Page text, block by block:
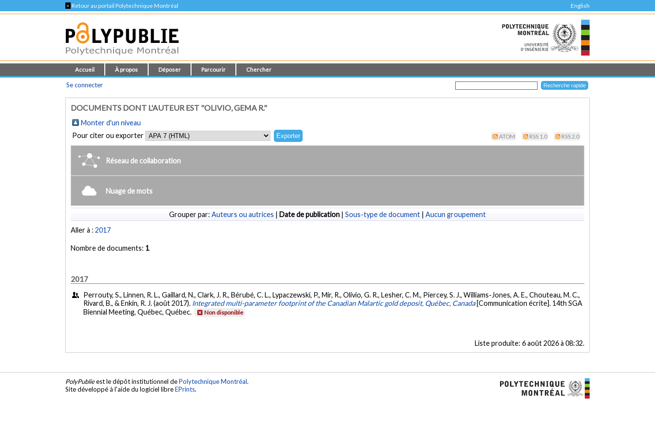
< Retour au portail Polytechnique Montréal English
Accueil À propos Déposer Parcourir Chercher
Se connecter
DOCUMENTS DONT L'AUTEUR EST "OLIVIO, GEMA R."
Monter d'un niveau
Pour citer ou exporter
ATOM RSS 1.0 RSS 2.0
Réseau de collaboration
Nuage de mots
Grouper par: Auteurs ou autrices | Date de publication | Sous-type de document | Aucun groupement
Aller à :2017
Nombre de documents: 1
2017
Perrouty, S., Linnen, R. L., Gaillard, N., Clark, J. R., Bérubé, C. L., Lypaczewski, P., Mir, R., Olivio, G. R., Lesher, C. M., Piercey, S. J., Williams-Jones, A. E., Chouteau, M. C.,
Rivard, B., & Enkin, R. J. (août 2017). Integrated multi-parameter footprint of the Canadian Malartic gold deposit, Québec, Canada [Communication écrite]. 14th SGA
Biennial Meeting, Québec, Québec.
Non disponible
Liste produite: 6 août 2026 à 08:32.
PolyPublieest le dépôt institutionnel dePolytechnique Montréal.
Site développé à l'aide du logiciel libreEPrints.